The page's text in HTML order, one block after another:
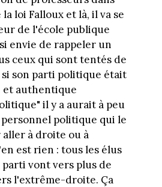
loi Falloux et là, il va se
de l'école publique
envie de rappeler un
ceux qui sont tentés de
son parti politique était
et authentique
il y a aurait à peu
politique qui le
à droite ou à
est rien : tous les élus
vont vers plus de
l'extrême-droite. Ça